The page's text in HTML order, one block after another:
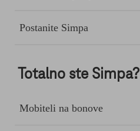
Postanite Simpa
Totalno ste Simpa?
Mobiteli na bonove